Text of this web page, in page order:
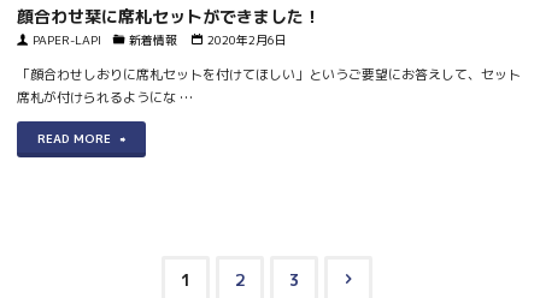
開
し
転
の
お
知
知
せ"
ン
プ
レ
ー
顔合わせ栞に席札セットができました！
PAPER-LAPI 新着情報 2020年2月6日
「顔合わせしおりに席札セットを付けてほしい」というご要望にお答えして、セット
席札が付けられるようにな …
READ MORE
"顔
1 2 3